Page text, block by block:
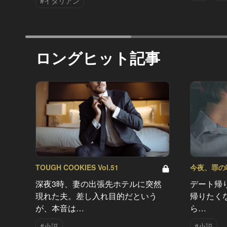
ロングヒット記事
TOUGH COOKIES Vol.51
深夜3時、妻の出張先ホテルに突然
現れた夫。差し入れ目的だという
が、本音は…
今夜、罪
デート帰
帰りたく
ら…